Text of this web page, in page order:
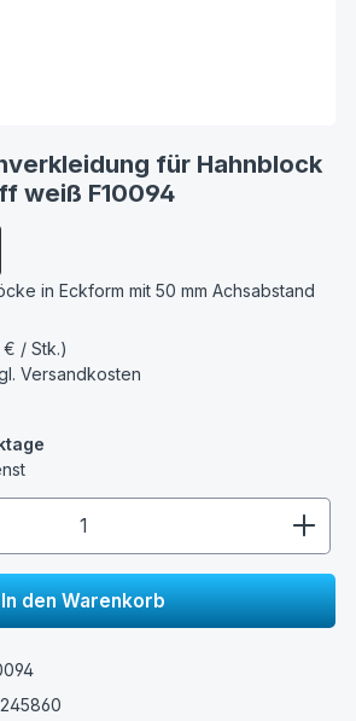
für Hahnblock
weiß F10094
in Eckform mit 50 mm Achsabstand
€ / Stk.)
Versandkosten
In den Warenkorb